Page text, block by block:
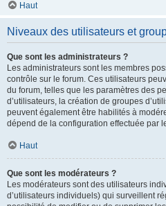
Haut
Niveaux des utilisateurs et
Que sont les administrateurs ?
Les administrateurs sont les membres
contrôle sur le forum. Ces utilisateurs
du forum, telles que les paramètres des
d’utilisateurs, la création de groupes
peuvent également être habilités à
dépend de la configuration effectuée par
Haut
Que sont les modérateurs ?
Les modérateurs sont des utilisateurs
d’utilisateurs individuels) qui surveillent